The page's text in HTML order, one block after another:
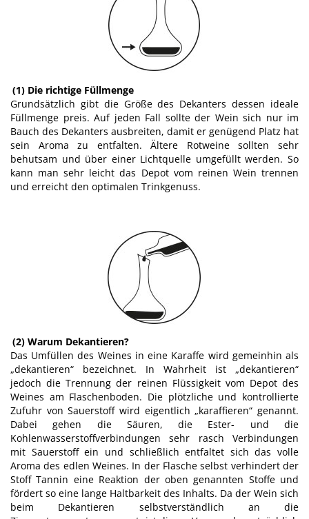
(1) Die richtige Füllmenge
Grundsätzlich gibt die Größe des Dekanters dessen ideale
Füllmenge preis. Auf jeden Fall sollte der Wein sich nur im
Bauch des Dekanters ausbreiten, damit er genügend Platz hat
sein Aroma zu entfalten. Ältere Rotweine sollten sehr
behutsam und über einer Lichtquelle umgefüllt werden. So
kann man sehr leicht das Depot vom reinen Wein trennen
und erreicht den optimalen Trinkgenuss.
(2) Warum Dekantieren?
Das Umfüllen des Weines in eine Karaffe wird gemeinhin als
„dekantieren“ bezeichnet. In Wahrheit ist „dekantieren“
jedoch die Trennung der reinen Flüssigkeit vom Depot des
Weines am Flaschenboden. Die plötzliche und kontrollierte
Zufuhr von Sauerstoff wird eigentlich „karaffieren“ genannt.
Dabei gehen die Säuren, die Ester- und die
Kohlenwasserstoffverbindungen sehr rasch Verbindungen
mit Sauerstoff ein und schließlich entfaltet sich das volle
Aroma des edlen Weines. In der Flasche selbst verhindert der
Stoff Tannin eine Reaktion der oben genannten Stoffe und
fördert so eine lange Haltbarkeit des Inhalts. Da der Wein sich
beim Dekantieren selbstverständlich an die